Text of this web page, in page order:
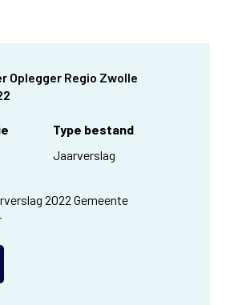
Oplegger Regio Zwolle
Type bestand
Jaarverslag
2022 Gemeente